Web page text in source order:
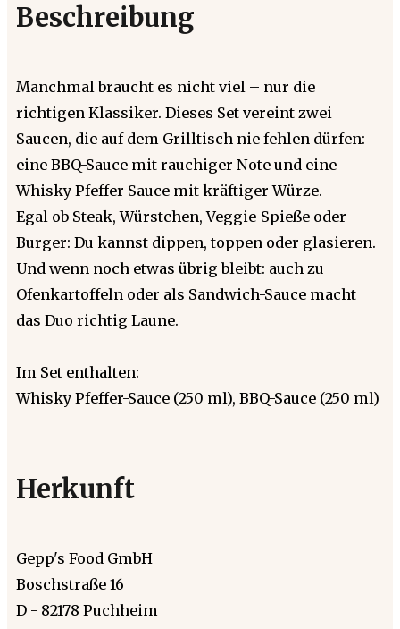
Beschreibung
Manchmal braucht es nicht viel – nur die
richtigen Klassiker. Dieses Set vereint zwei
Saucen, die auf dem Grilltisch nie fehlen dürfen:
eine BBQ-Sauce mit rauchiger Note und eine
Whisky Pfeffer-Sauce mit kräftiger Würze.
Egal ob Steak, Würstchen, Veggie-Spieße oder
Burger: Du kannst dippen, toppen oder glasieren.
Und wenn noch etwas übrig bleibt: auch zu
Ofenkartoffeln oder als Sandwich-Sauce macht
das Duo richtig Laune.
Im Set enthalten:
Whisky Pfeffer-Sauce (250 ml), BBQ-Sauce (250 ml)
Herkunft
Gepp's Food GmbH
Boschstraße 16
D - 82178 Puchheim